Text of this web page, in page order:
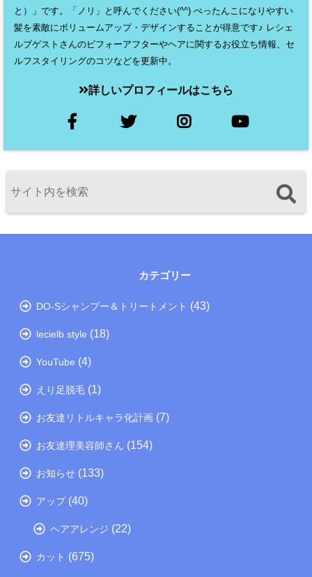
と）」です。「ノリ」と呼んでください(^^) ぺったんこになりやすい
髪を素敵にボリュームアップ・デザインすることが得意です♪ レシェ
ルブゲストさんのビフォーアフターやヘアに関するお役立ち情報、セ
ルフスタイリングのコツなどを更新中。
詳しいプロフィールはこちら
カテゴリー
DO-Sシャンプー＆トリートメント (43)
lecielb style (18)
YouTube (4)
えり足脱毛 (1)
お友達リトルキャラ化計画 (7)
お友達理美容師さん (154)
お知らせ (133)
アップ(40)
ヘアアレンジ (22)
カット (675)